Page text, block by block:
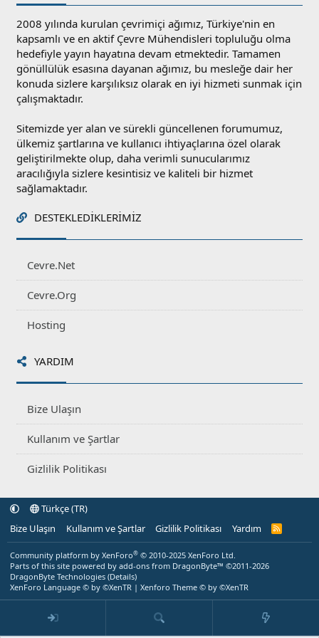
2008 yılında kurulan çevrimiçi ağımız, Türkiye'nin en
kapsamlı ve en aktif Çevre Mühendisleri topluluğu olma
hedefiyle yayın hayatına devam etmektedir. Tamamen
gönüllülük esasına dayanan ağımız, bu mesleğe dair her
konuda sizlere karşılıksız olarak en iyi hizmeti sunmak için
çalışmaktadır.
Sitemizde yer alan ve sürekli güncellenen forumumuz,
ülkemiz şartlarına ve kullanıcı ihtiyaçlarına özel olarak
geliştirilmekte olup, daha verimli sunucularımız
aracılığıyla sizlere kesintisiz ve kaliteli bir hizmet
sağlamaktadır.
DESTEKLEDIKLERIMIZ
Cevre.Net
Cevre.Org
Hosting
YARDIM
Bize Ulaşın
Kullanım ve Şartlar
Gizlilik Politikası
Türkçe (TR)
Bize Ulaşın
Kullanım ve Şartlar Gizlilik Politikası Yardım
R
Community platform by XenForo® © 2010-2025 XenForo Ltd.
Parts of this site powered by add-ons from DragonByte™ ©2011-2026
DragonByte Technologies (Details)
XenForo Language © by ©XenTR | Xenforo Theme © by ©XenTR